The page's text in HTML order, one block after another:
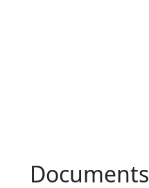
Documents